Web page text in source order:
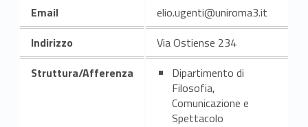
Email
elio.ugenti@uniroma3.it
Indirizzo
Via Ostiense 234
Struttura/Afferenza
Dipartimento di
Filosofia,
Comunicazione e
Spettacolo